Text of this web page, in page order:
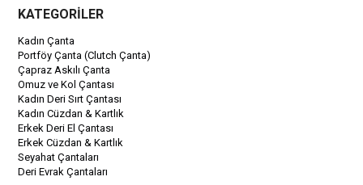
KATEGORİLER
Kadın Çanta
Portföy Çanta (Clutch Çanta)
Çapraz Askılı Çanta
Omuz ve Kol Çantası
Kadın Deri Sırt Çantası
Kadın Cüzdan & Kartlık
Erkek Deri El Çantası
Erkek Cüzdan & Kartlık
Seyahat Çantaları
Deri Evrak Çantaları